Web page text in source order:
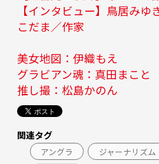
【インタビュー】鳥居み
こだま／作家
美女地図：伊織もえ
グラビアン魂：真田まこと
推し撮：松島かのん
関連タグ
アングラ ジャーナリズム